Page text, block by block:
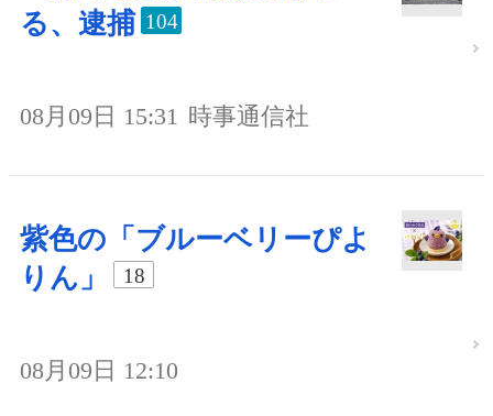
る、逮捕 104
08月09日 15:31 時事通信社
紫色の「ブルーベリーぴよ
りん」
18
08月09日 12:10